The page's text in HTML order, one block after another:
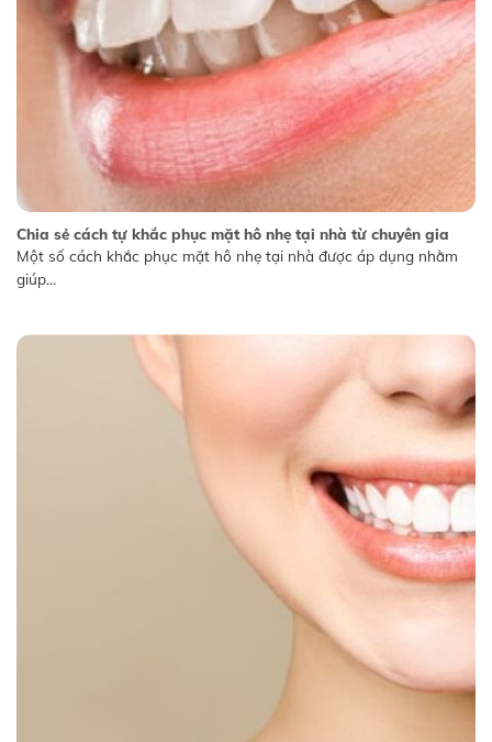
Chia sẻ cách tự khắc phục mặt hô nhẹ tại nhà từ chuyên gia
Một số cách khắc phục mặt hô nhẹ tại nhà được áp dụng nhằm
giúp...